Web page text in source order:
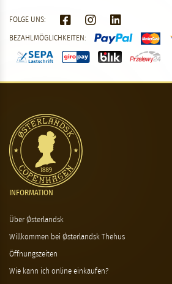
FOLGE UNS:
BEZAHLMÖGLICHKEITEN:
INFORMATION
Über Østerlandsk
Willkommen bei Østerlandsk Thehus
Öffnungszeiten
Wie kann ich online einkaufen?